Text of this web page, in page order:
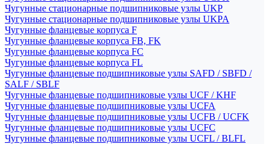
Чугунные стационарные подшипниковые узлы UKP
Чугунные стационарные подшипниковые узлы UKPA
Чугунные фланцевые корпуса F
Чугунные фланцевые корпуса FB, FK
Чугунные фланцевые корпуса FC
Чугунные фланцевые корпуса FL
Чугунные фланцевые подшипниковые узлы SAFD / SBFD /
SALF / SBLF
Чугунные фланцевые подшипниковые узлы UCF / KHF
Чугунные фланцевые подшипниковые узлы UCFA
Чугунные фланцевые подшипниковые узлы UCFB / UCFK
Чугунные фланцевые подшипниковые узлы UCFC
Чугунные фланцевые подшипниковые узлы UCFL / BLFL